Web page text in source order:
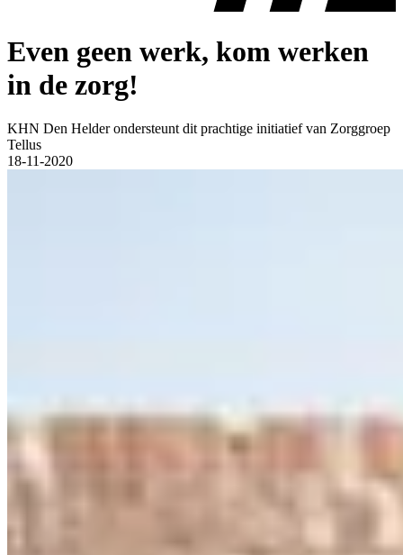
Even geen werk, kom werken
in de zorg!
KHN Den Helder ondersteunt dit prachtige initiatief van Zorggroep
Tellus
18-11-2020